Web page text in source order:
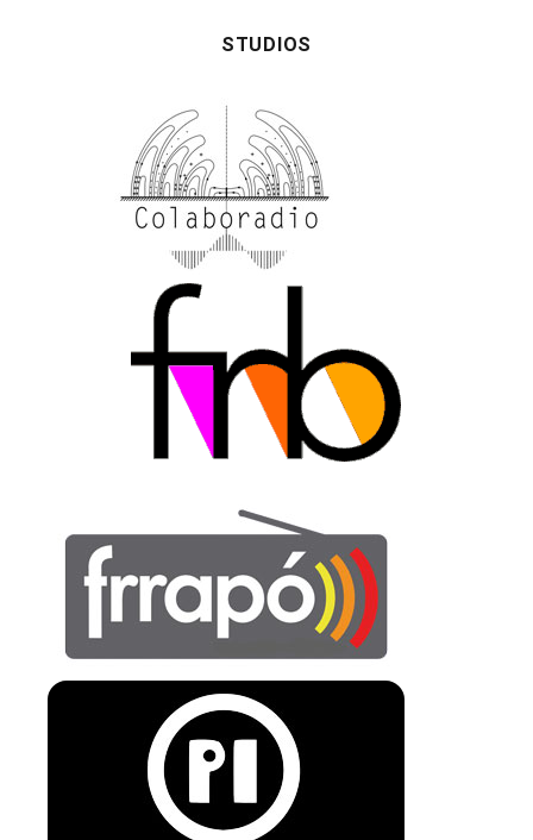
STUDIOS